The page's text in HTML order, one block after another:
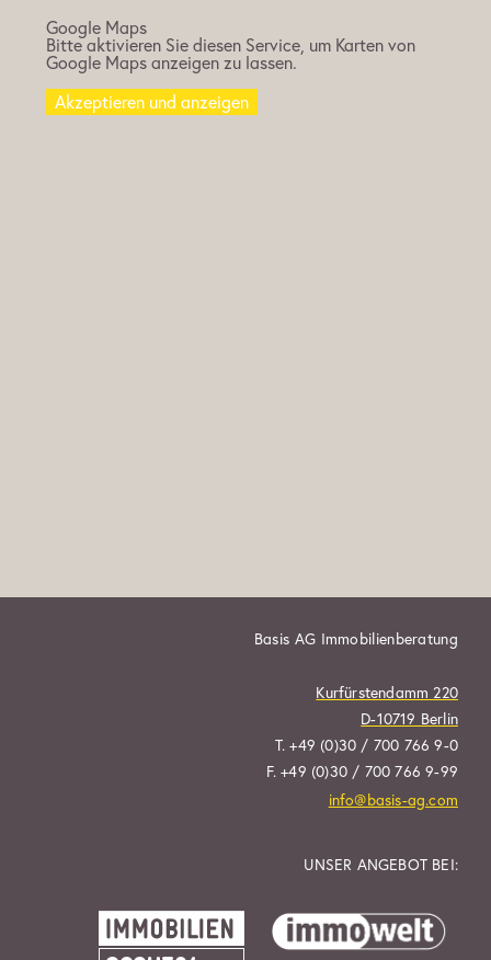
Google Maps
Bitte aktivieren Sie diesen Service, um Karten von
Google Maps anzeigen zu lassen.
Akzeptieren und anzeigen
Basis AG Immobilienberatung
Kurfürstendamm 220
D-10719 Berlin
T. +49 (0)30 / 700 766 9-0
F. +49 (0)30 / 700 766 9-99
info@basis-ag.com
UNSER ANGEBOT BEI: